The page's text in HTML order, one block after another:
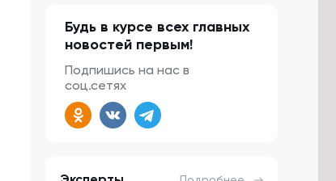
Будь в курсе всех главных
новостей первым!
Подпишись на нас в
соц.сетях